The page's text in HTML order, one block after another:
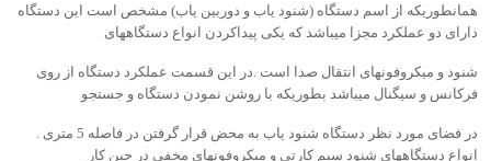
همانطوریکه از اسم دستگاه (شنود یاب و دوربین یاب) مشخص است این دستگاه
دارای دو عملکرد مجزا میباشد که یکی پیداکردن انواع دستگاههای
شنود و میکروفونهای انتقال صدا است .در این قسمت عملکرد دستگاه از روی
فرکانس و سیگنال میباشد بطوریکه با روشن نمودن دستگاه و جستجو
در فضای مورد نظر دستگاه شنود یاب به محض قرار گرفتن در فاصله 5 متری .
انواع دستگاههای شنود سیم کارتی و میکروفونهای مخفی در حین کار